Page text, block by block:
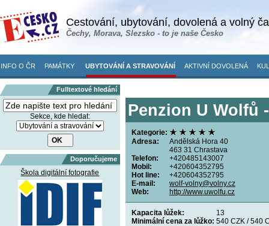
Cestování, ubytování, dovolená a volný
Čechy, Morava, Slezsko - to je naše Česko
INFO O ČR PAMÁTKY UBYTOVÁNÍ A STRAVOVÁNÍ AKTIVNÍ DOVOLENÁ
Fulltextové hledání
Sekce, kde hledat:
Doporučujeme
Škola digitální fotografie
Penzion U Wolfů
Kategorie:
Adresa:
Andělská Hora 40
463 31 Chrastava
Telefon:
+420485143007
Mobil:
+420604352795
Hot line:
+420604352795
E-mail:
wolf-volny@volny.cz
Web:
http://www.uwolfu.cz
Kapacita lůžek:
13
Minimální cena za lůžko: 540 CZK / 540